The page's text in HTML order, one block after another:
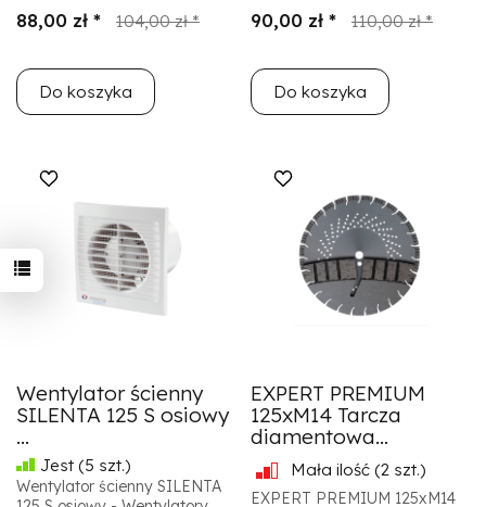
88,00 zł * 104,00 zł *
Do koszyka
90,00 zł * 110,00 zł *
Do koszyka
Wentylator ścienny
SILENTA 125 S osiowy
...
Jest (5 szt.)
Wentylator ścienny SILENTA
EXPERT PREMIUM
125xM14 Tarcza
diamentowa...
Mała ilość (2 szt.)
EXPERT PREMIUM 125xM14